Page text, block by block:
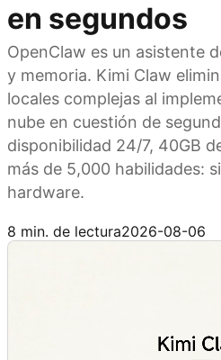
en segundos
OpenClaw es un asistente
y memoria. Kimi Claw
locales complejas al
nube en cuestión de
disponibilidad 24/7, 40GB
más de 5,000 habilidades:
hardware.
8 min. de lectura2026-08-06